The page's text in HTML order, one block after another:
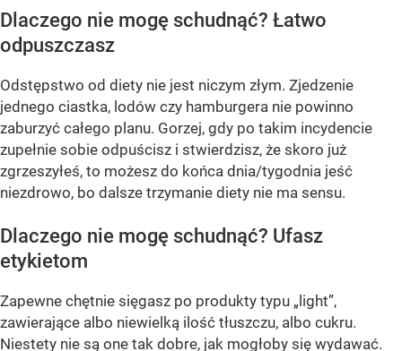
Dlaczego nie mogę schudnąć? Łatwo
odpuszczasz
Odstępstwo od diety nie jest niczym złym. Zjedzenie
jednego ciastka, lodów czy hamburgera nie powinno
zaburzyć całego planu. Gorzej, gdy po takim incydencie
zupełnie sobie odpuścisz i stwierdzisz, że skoro już
zgrzeszyłeś, to możesz do końca dnia/tygodnia jeść
niezdrowo, bo dalsze trzymanie diety nie ma sensu.
Dlaczego nie mogę schudnąć? Ufasz
etykietom
Zapewne chętnie sięgasz po produkty typu „light”,
zawierające albo niewielką ilość tłuszczu, albo cukru.
Niestety nie są one tak dobre, jak mogłoby się wydawać.